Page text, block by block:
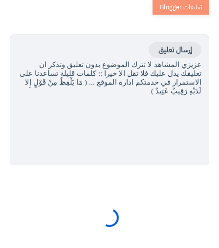
إرسال تعليق
عزيزي المشاهد لا تترك الموضوع بدون تعليق وتذكر ان
تعليقك يدل عليك فلا تقل الا خيرا :: كلمات قليلة تساعدنا على
الاستمرار في خدمتكم ادارة الموقع ... ( مَا يَلْفِظُ مِنْ قَوْلٍ إِلا
لَدَيْهِ رَقِيبٌ عَتِيدٌ )